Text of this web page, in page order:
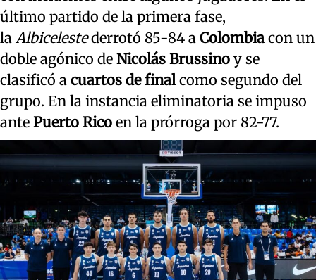
último partido de la primera fase,
la Albicelestederrotó 85-84 a Colombia con un
doble agónico de Nicolás Brussino y se
clasificó a cuartos de finalcomo segundo del
grupo. En la instancia eliminatoria se impuso
ante Puerto Rico en la prórroga por 82-77.